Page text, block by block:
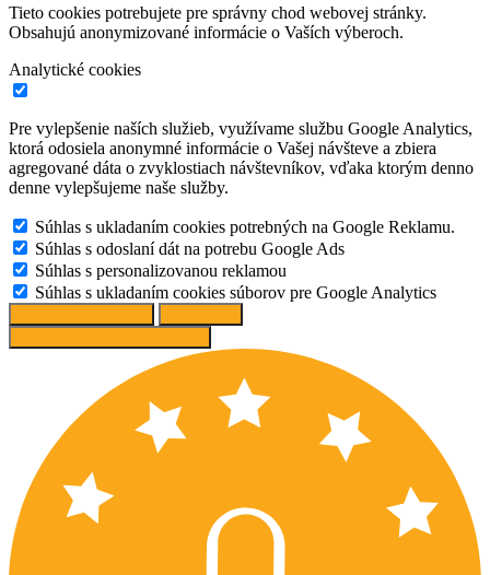
Tieto cookies potrebujete pre správny chod webovej stránky.
Obsahujú anonymizované informácie o Vaších výberoch.
Analytické cookies
Pre vylepšenie naších služieb, využívame službu Google Analytics,
ktorá odosiela anonymné informácie o Vašej návšteve a zbiera
agregované dáta o zvyklostiach návštevníkov, vďaka ktorým denno
denne vylepšujeme naše služby.
Súhlas s ukladaním cookies potrebných na Google Reklamu.
Súhlas s odoslaní dát na potrebu Google Ads
Súhlas s personalizovanou reklamou
Súhlas s ukladaním cookies súborov pre Google Analytics